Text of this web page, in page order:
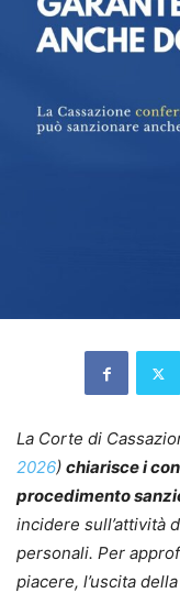
La Corte di
2026) chiarisce i
procedimento
incidere sull’attività
personali. Per
piacere, l’uscita